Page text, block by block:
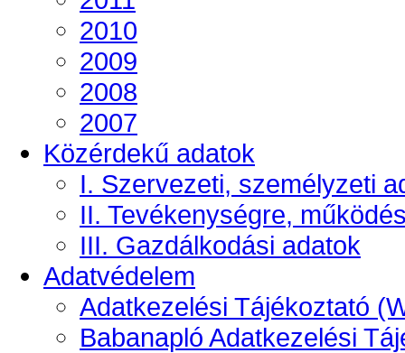
2010
2009
2008
2007
Közérdekű adatok
I. Szervezeti, személyzeti
II. Tevékenységre,
III. Gazdálkodási adatok
Adatvédelem
Adatkezelési Tájékoztató
Babanapló Adatkezelési